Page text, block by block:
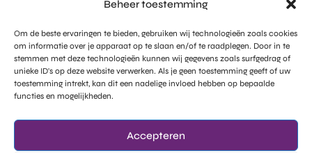
Beheer toestemming
Om de beste ervaringen te bieden, gebruiken wij technologieën zoals cookies
om informatie over je apparaat op te slaan en/of te raadplegen. Door in te
stemmen met deze technologieën kunnen wij gegevens zoals surfgedrag of
unieke ID's op deze website verwerken. Als je geen toestemming geeft of uw
toestemming intrekt, kan dit een nadelige invloed hebben op bepaalde
functies en mogelijkheden.
Accepteren